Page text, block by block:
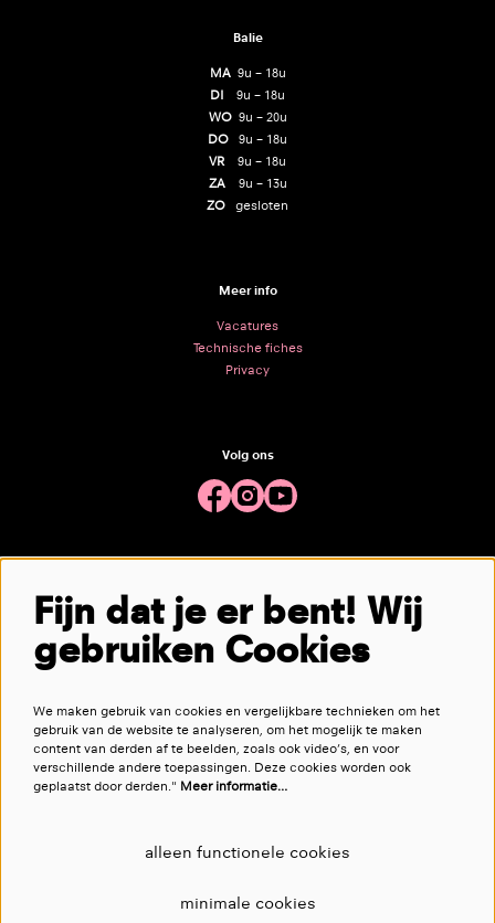
Balie
MA 9u – 18u
DI 9u – 18u
WO9u – 20u
DO 9u – 18u
VR 9u – 18u
ZA
9u – 13u
ZO gesloten
Meer info
Vacatures
Technische fiches
Privacy
Volg ons
Meld je aan voor de nieuwsbrief
aanmelden
Deze site wordt beschermd door reCAPTCHA, dataverwerking gebeurt in overeenstemming met de
Cloud Data Processing
Addendumvan Google.
Fijn dat je er bent! Wij
gebruiken Cookies
We maken gebruik van cookies en vergelijkbare technieken om het
gebruik van de website te analyseren, om het mogelijk te maken
content van derden af te beelden, zoals ook video’s, en voor
verschillende andere toepassingen. Deze cookies worden ook
geplaatst door derden." Meer informatie…
alleen functionele cookies
minimale cookies